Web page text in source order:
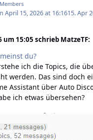
Members
April 15, 2026 at 16:1615. Apr
um 15:05 schrieb MatzeTF:
du?
ich die Topics, die
werden. Das sind doch
Assistant über Auto
ich etwas übersehen?